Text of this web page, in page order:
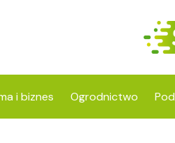
i biznes Ogrodnictwo